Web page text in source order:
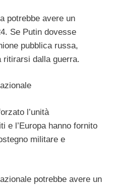
potrebbe avere un
Se Putin dovesse
pubblica russa,
ritirarsi dalla guerra.
l’unità
e l’Europa hanno fornito
militare e
potrebbe avere un